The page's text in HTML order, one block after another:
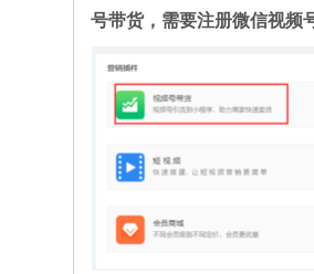
号带货，需要注册微信视频